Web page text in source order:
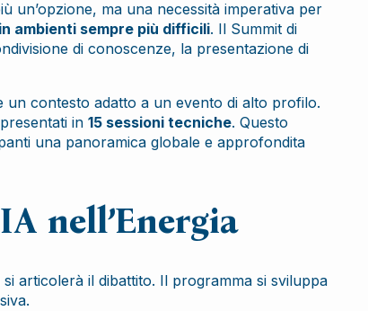
un’opzione, ma una necessità imperativa per
ambienti sempre più difficili. Il Summit di
di conoscenze, la presentazione di
un contesto adatto a un evento di alto profilo.
in 15 sessioni tecniche. Questo
una panoramica globale e approfondita
nell’Energia
articolerà il dibattito. Il programma si sviluppa